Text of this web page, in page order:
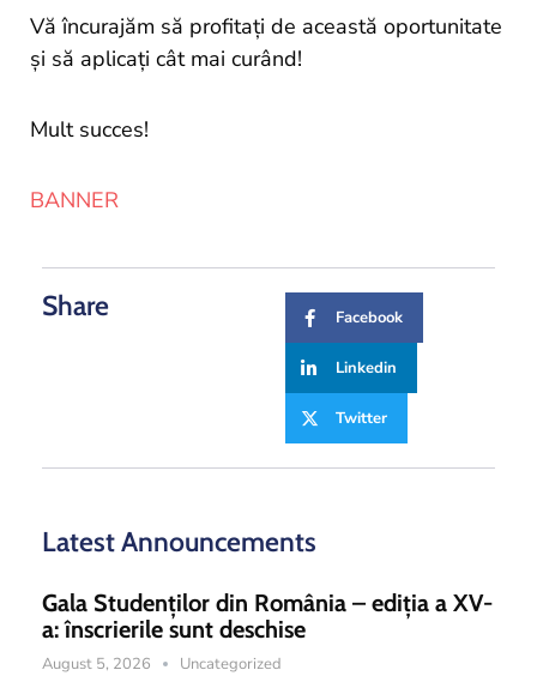
Vă încurajăm să profitați de această oportunitate
și să aplicați cât mai curând!
Mult succes!
BANNER
Share Facebook
Linkedin
Twitter
Latest Announcements
Gala Studenților din România – ediția a XV-
a: înscrierile sunt deschise
August 5, 2026 Uncategorized